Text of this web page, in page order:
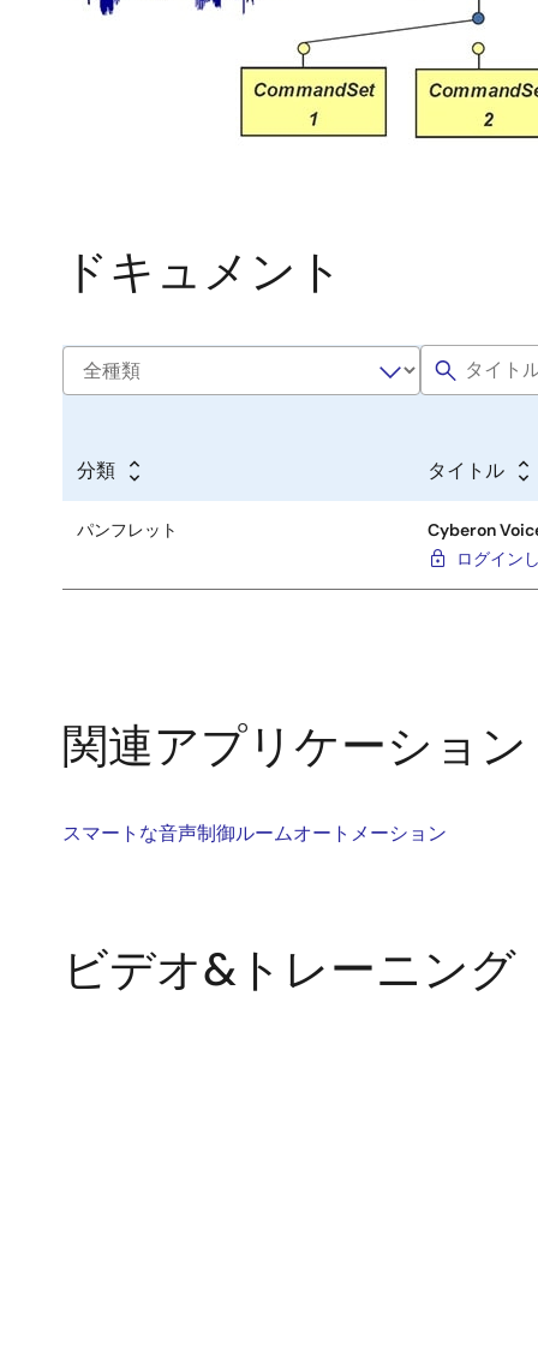
ドキュメント
分類 タイトル
パンフレット
Cyberon
ログイン
関連アプリケーション
スマートな音声制御ルームオートメーション
ビデオ&トレーニング